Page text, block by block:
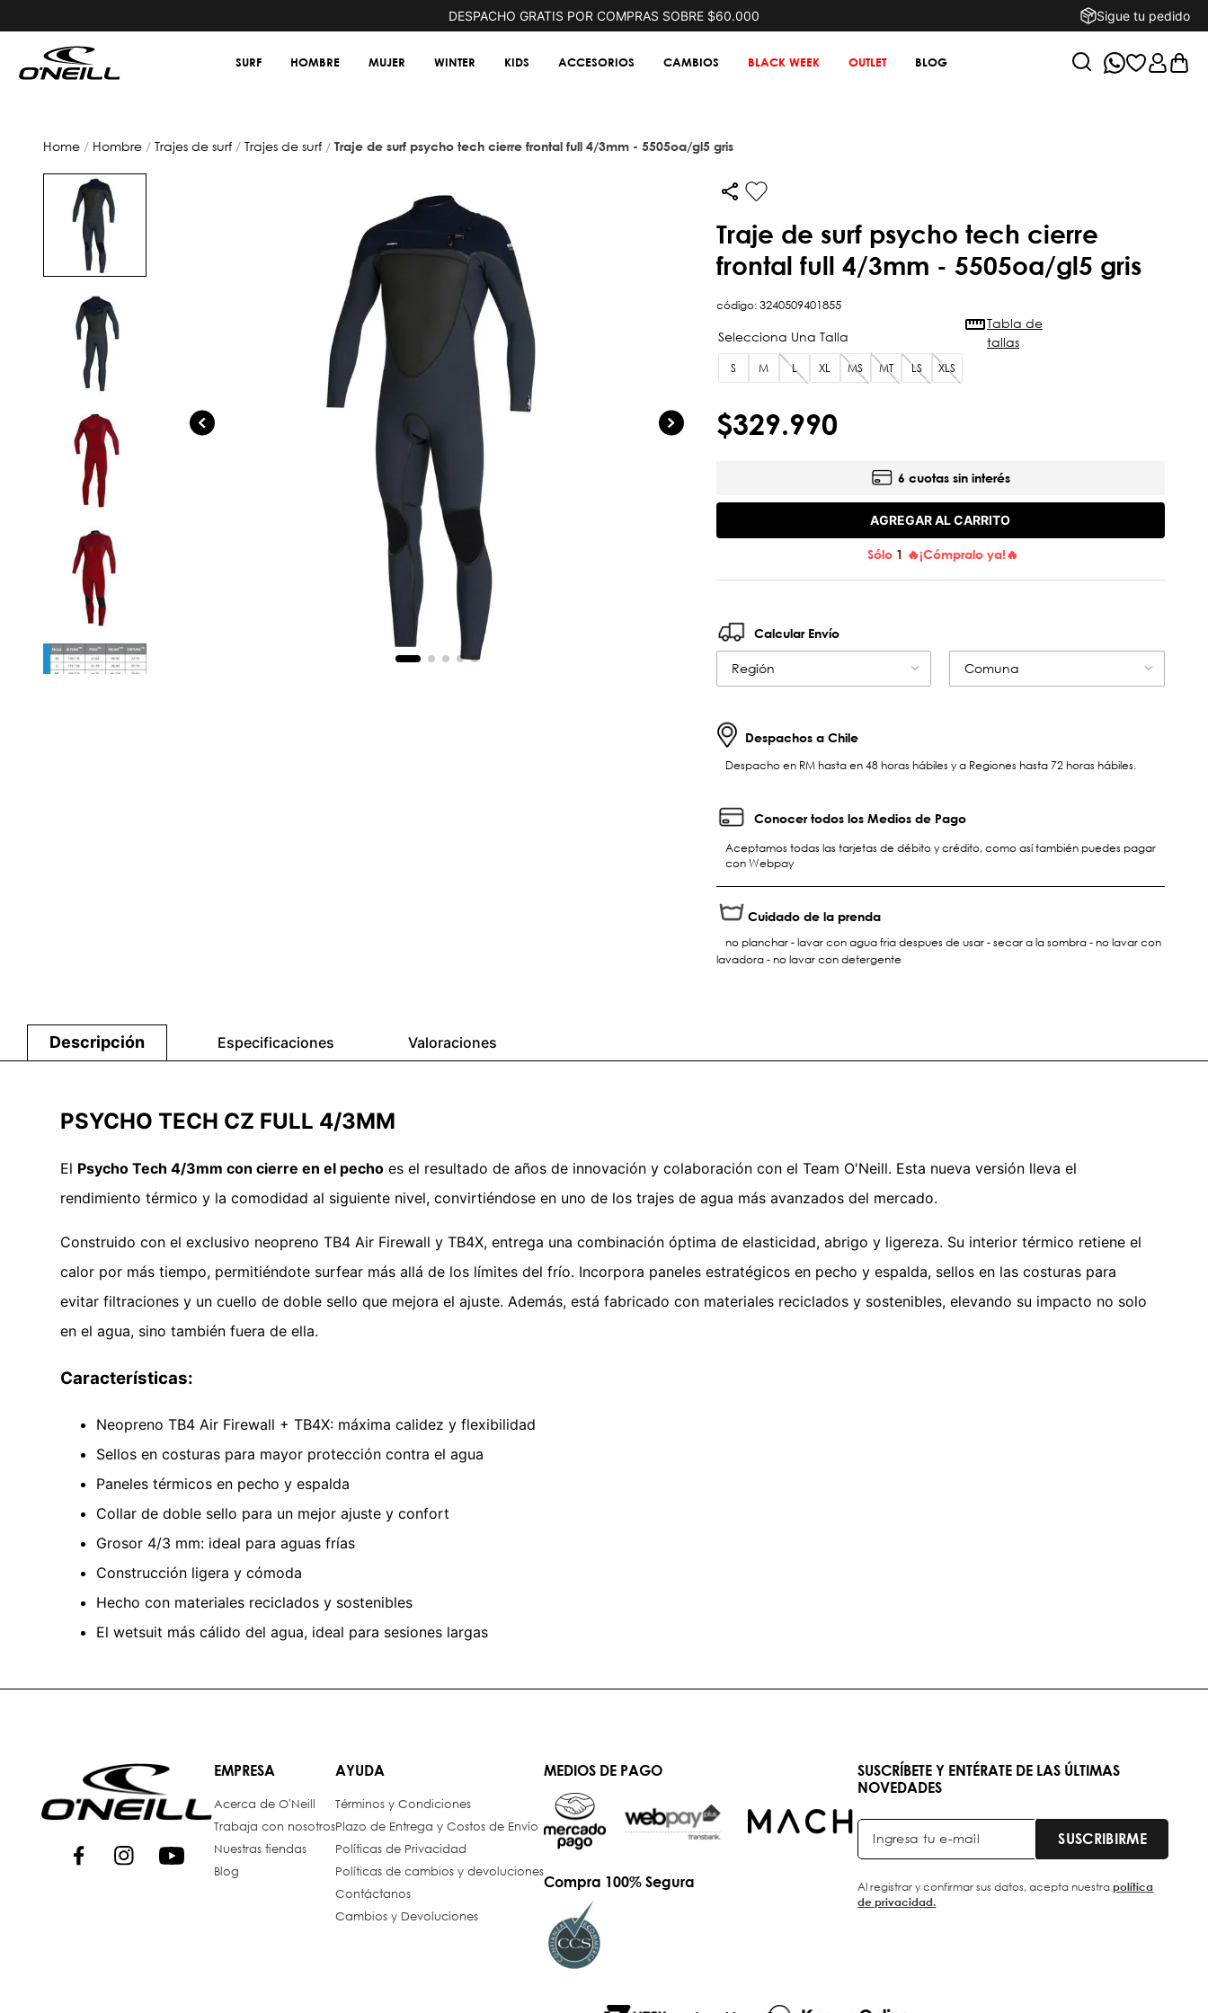
DESPACHO GRATIS POR COMPRAS SOBRE $60.000 Sigue tu pedido
SURF HOMBRE MUJER WINTER KIDS ACCESORIOS CAMBIOS BLACK WEEK OUTLET BLOG
hombre trajes de surf trajes de surf traje de surf psycho tech cierre frontal full 4/3mm - 5505oa/gl5 gris
traje de surf psycho tech cierre
frontal full 4/3mm - 5505oa/gl5 gris
código:3240509401855
S M L XL MS MT LS XLS
Tabla de
tallas
$329.990
6 cuotas sin interés
AGREGAR AL CARRITO
Sólo 1 🔥¡Cómpralo ya!🔥
Calcular Envío
Región Comuna
Despachos a Chile
Despacho en RM hasta en 48 horas hábiles y a Regiones hasta 72 horas hábiles.
Conocer todos los Medios de Pago
Aceptamos todas las tarjetas de débito y crédito, como así también puedes pagar
con Webpay
Cuidado de la prenda
no planchar - lavar con agua fria despues de usar - secar a la sombra - no lavar con
lavadora - no lavar con detergente
Descripción Especificaciones Valoraciones
PSYCHO TECH CZ FULL 4/3MM
El Psycho Tech 4/3mm con cierre en el pecho es el resultado de años de innovación y colaboración con el Team O'Neill. Esta nueva versión lleva el
rendimiento térmico y la comodidad al siguiente nivel, convirtiéndose en uno de los trajes de agua más avanzados del mercado.
Construido con el exclusivo neopreno TB4 Air Firewall y TB4X, entrega una combinación óptima de elasticidad, abrigo y ligereza. Su interior térmico retiene el
calor por más tiempo, permitiéndote surfear más allá de los límites del frío. Incorpora paneles estratégicos en pecho y espalda, sellos en las costuras para
evitar filtraciones y un cuello de doble sello que mejora el ajuste. Además, está fabricado con materiales reciclados y sostenibles, elevando su impacto no solo
en el agua, sino también fuera de ella.
Características:
Neopreno TB4 Air Firewall + TB4X: máxima calidez y flexibilidad
Sellos en costuras para mayor protección contra el agua
Paneles térmicos en pecho y espalda
Collar de doble sello para un mejor ajuste y confort
Grosor 4/3 mm: ideal para aguas frías
Construcción ligera y cómoda
Hecho con materiales reciclados y sostenibles
El wetsuit más cálido del agua, ideal para sesiones largas
EMPRESA
Acerca de O'Neill
Trabaja con nosotros
Nuestras tiendas
Blog
AYUDA
Términos y Condiciones
Plazo de Entrega y Costos de Envío
Políticas de Privacidad
Políticas de cambios y devoluciones
Contáctanos
Cambios y Devoluciones
MEDIOS DE PAGO
Compra 100% Segura
SUSCRÍBETE Y ENTÉRATE DE LAS ÚLTIMAS
NOVEDADES
SUSCRIBIRME
Al registrar y confirmar sus datos, acepta nuestrapolítica
de privacidad.